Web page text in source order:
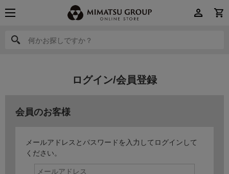
何かお探しですか？
何かお探しですか？
ログイン/会員登録
会員のお客様
メールアドレスとパスワードを入力してログインして
ください。